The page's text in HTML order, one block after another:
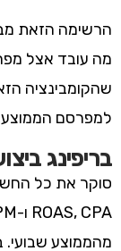
מה עובד אצל
למפרסם
בריפינג